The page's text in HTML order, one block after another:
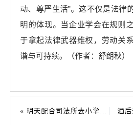
动、尊严生活”。这不仅是法律
明的体现。当企业学会在规则
于拿起法律武器维权，劳动关
谐与可持续。（作者：舒朗秋）
明天配合司法所去小学做一场法治讲座